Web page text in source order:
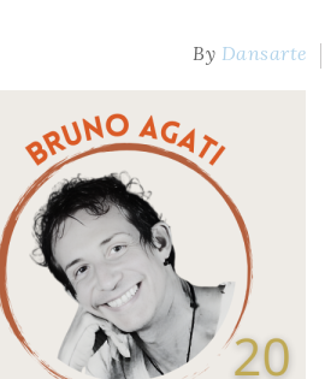
By Dansarte